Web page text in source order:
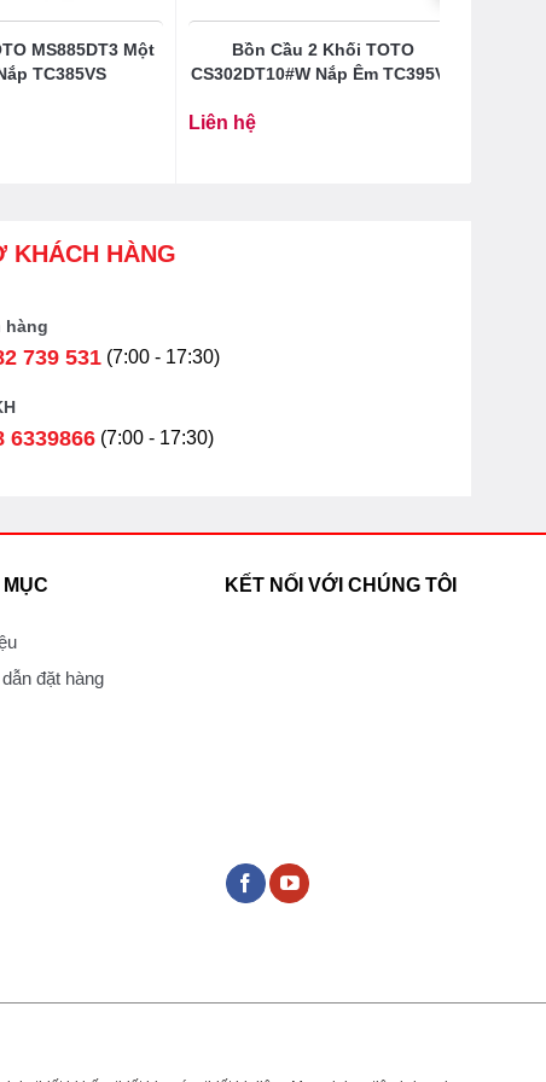
MS885DT3 Một
TC385VS
Bồn Cầu 2 Khối TOTO
CS302DT10#W Nắp Êm TC395VS
Liên hệ
KHÁCH HÀNG
hàng
739 531 (7:00 - 17:30)
6339866 (7:00 - 17:30)
đặt hàng
KẾT NỐI VỚI CHÚNG TÔI